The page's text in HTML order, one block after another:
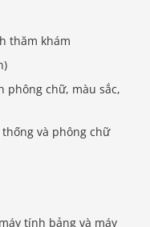
thăm khám
phông chữ, màu sắc,
và phông chữ
tính bảng và máy